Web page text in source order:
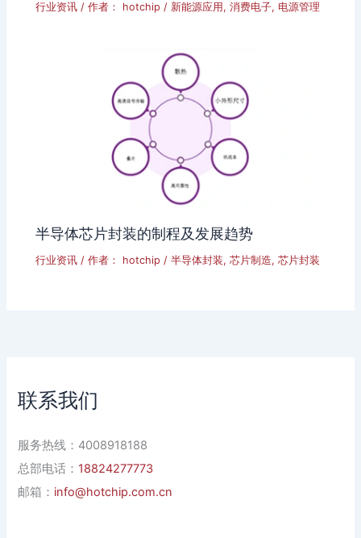
行业资讯 / 作者： hotchip/ 新能源应用 ,消费电子, 电源管理
半导体芯片封装的制程及发展趋势
行业资讯 / 作者： hotchip/半导体封装,芯片制造,芯片封装
联系我们
服务热线：4008918188
总部电话：18824277773
邮箱： info@hotchip.com.cn